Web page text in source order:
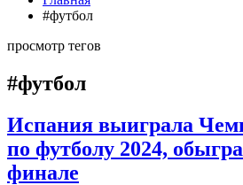
#футбол
просмотр тегов
#футбол
Испания выиграла
по футболу 2024,
финале